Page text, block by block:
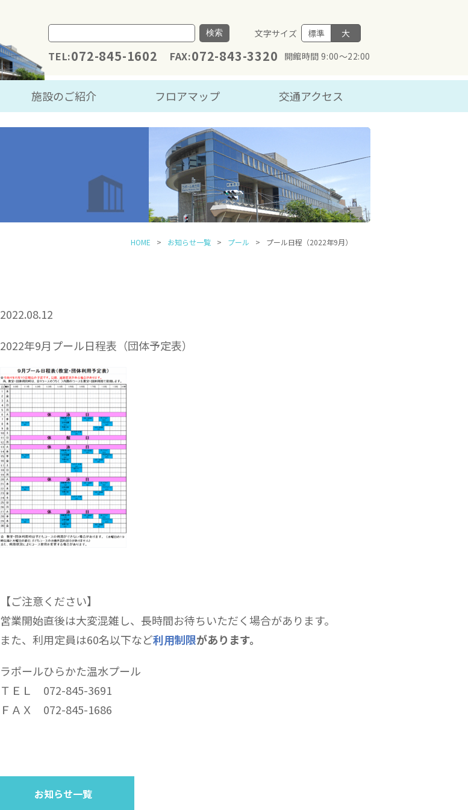
検索 文字サイズ 標準 大
TEL:072-845-1602 FAX:072-843-3320 開館時間 9:00～22:00
施設のご紹介 フロアマップ 交通アクセス
HOME お知らせ一覧 プール プール日程（2022年9月）
2022.08.12
2022年9月プール日程表（団体予定表）
【ご注意ください】
営業開始直後は大変混雑し、長時間お待ちいただく場合があります。
また、利用定員は60名以下など利用制限があります。
ラポールひらかた温水プール
ＴＥＬ 072-845-3691
ＦＡＸ 072-845-1686
お知らせ一覧